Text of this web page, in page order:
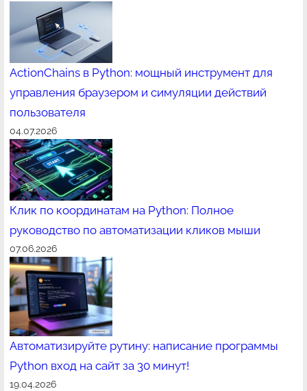
ActionChains в Python: мощный инструмент для
управления браузером и симуляции действий
пользователя
04.07.2026
Клик по координатам на Python: Полное
руководство по автоматизации кликов мыши
07.06.2026
Автоматизируйте рутину: написание программы
Python вход на сайт за 30 минут!
19.04.2026